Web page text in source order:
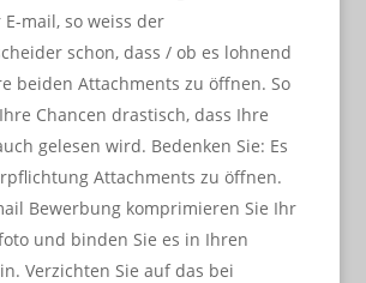
mail, so weiss der
schon, dass / ob es lohnend
beiden Attachments zu öffnen. So
Chancen drastisch, dass Ihre
gelesen wird. Bedenken Sie: Es
Attachments zu öffnen.
Bewerbung komprimieren Sie Ihr
und binden Sie es in Ihren
Verzichten Sie auf das bei